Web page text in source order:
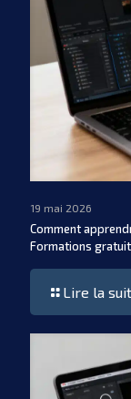
19 mai 2026
Comment
Formations
Lire la